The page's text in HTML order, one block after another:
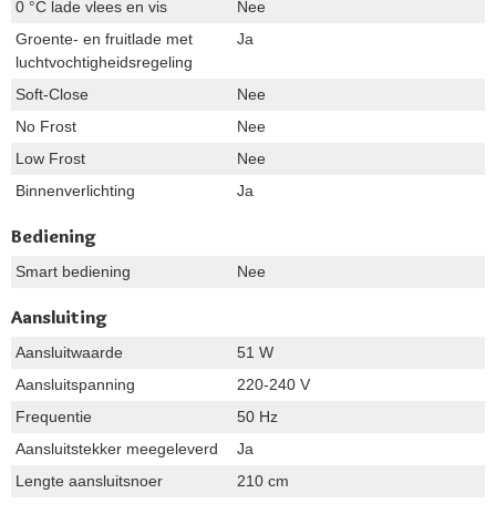
0 °C lade vlees en vis
Nee
Groente- en fruitlade met
luchtvochtigheidsregeling
Ja
Soft-Close
Nee
No Frost
Nee
Low Frost
Nee
Binnenverlichting
Ja
Bediening
Smart bediening Nee
Aansluiting
Aansluitwaarde
51 W
Aansluitspanning
220-240 V
Frequentie
50 Hz
Aansluitstekker meegeleverd
Ja
Lengte aansluitsnoer
210 cm